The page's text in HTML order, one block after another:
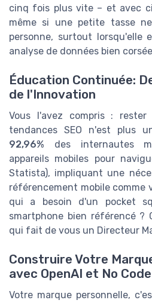
cinq fois plus vite – et avec
même si une petite tasse
personne, surtout lorsqu'elle
analyse de données bien
Éducation Continuée:
de l'Innovation
Vous l'avez compris :
tendances SEO n'est plus
92,96% des internautes
appareils mobiles pour
Statista), impliquant une
référencement mobile comme
qui a besoin d'un pocket
smartphone bien référencé ?
qui fait de vous un Directeur
Construire Votre
avec OpenAI et No Code
Votre marque personnelle,